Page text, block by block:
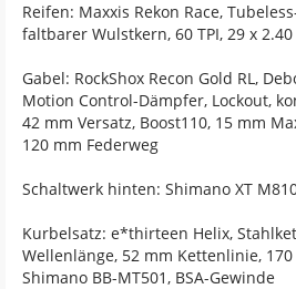
Reifen: Maxxis Rekon Race,
faltbarer Wulstkern, 60 TPI, 29 x 2.40
Gabel: RockShox Recon Gold RL,
Motion Control-Dämpfer, Lockout,
42 mm Versatz, Boost110, 15 mm
120 mm Federweg
Schaltwerk hinten: Shimano XT
Kurbelsatz: e*thirteen Helix,
Wellenlänge, 52 mm Kettenlinie,
Shimano BB-MT501, BSA-Gewinde